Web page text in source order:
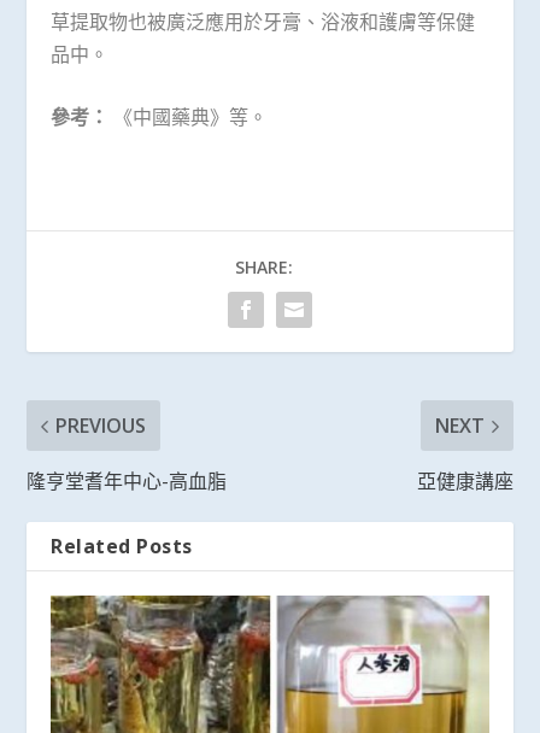
草提取物也被廣泛應用於牙膏、浴液和護膚等保健
品中。
參考： 《中國藥典》等。
SHARE:
PREVIOUS
隆亨堂耆年中心-高血脂
NEXT
亞健康講座
Related Posts